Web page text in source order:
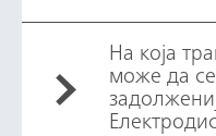
На која
може да